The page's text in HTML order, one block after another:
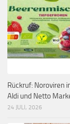
Rückruf: Noroviren
Aldi und Netto
24 JULI, 2026